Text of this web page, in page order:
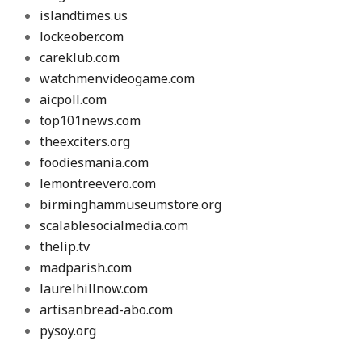
islandtimes.us
lockeober.com
careklub.com
watchmenvideogame.com
aicpoll.com
top101news.com
theexciters.org
foodiesmania.com
lemontreevero.com
birminghammuseumstore.org
scalablesocialmedia.com
thelip.tv
madparish.com
laurelhillnow.com
artisanbread-abo.com
pysoy.org